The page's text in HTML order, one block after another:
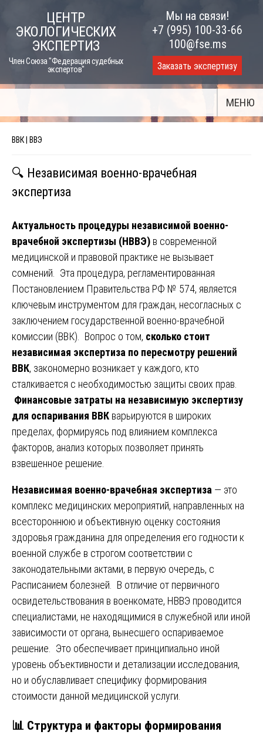
content
ЦЕНТР
ЭКОЛОГИЧЕСКИХ
ЭКСПЕРТИЗ
Член Союза "Федерация судебных
экспертов"
Мы на связи!
+7 (995) 100-33-66
100@fse.ms
Заказать экспертизу
МЕНЮ
ВВК | ВВЭ
🔍 Независимая военно-врачебная
экспертиза
Актуальность процедуры независимой военно-
врачебной экспертизы (НВВЭ) в современной
медицинской и правовой практике не вызывает
сомнений. Эта процедура, регламентированная
Постановлением Правительства РФ № 574, является
ключевым инструментом для граждан, несогласных с
заключением государственной военно-врачебной
комиссии (ВВК). Вопрос о том, сколько стоит
независимая экспертиза по пересмотру решений
ВВК, закономерно возникает у каждого, кто
сталкивается с необходимостью защиты своих прав.
Финансовые затраты на независимую экспертизу
для оспаривания ВВК варьируются в широких
пределах, формируясь под влиянием комплекса
факторов, анализ которых позволяет принять
взвешенное решение.
Независимая военно-врачебная экспертиза — это
комплекс медицинских мероприятий, направленных на
всестороннюю и объективную оценку состояния
здоровья гражданина для определения его годности к
военной службе в строгом соответствии с
законодательными актами, в первую очередь, с
Расписанием болезней. В отличие от первичного
освидетельствования в военкомате, НВВЭ проводится
специалистами, не находящимися в служебной или иной
зависимости от органа, вынесшего оспариваемое
решение. Это обеспечивает принципиально иной
уровень объективности и детализации исследования,
но и обуславливает специфику формирования
стоимости данной медицинской услуги.
📊 Структура и факторы формирования